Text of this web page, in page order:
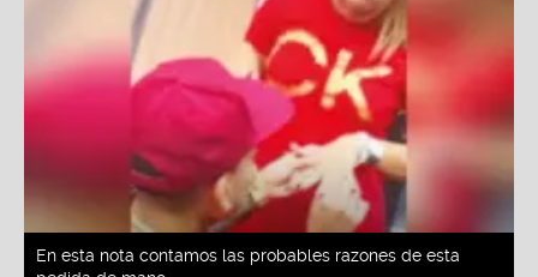
En esta nota contamos las probables razones de esta